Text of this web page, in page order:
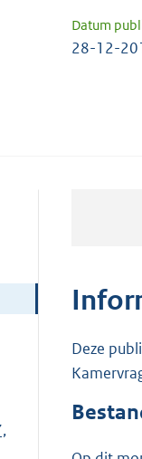
Datum
28-12-
Deze